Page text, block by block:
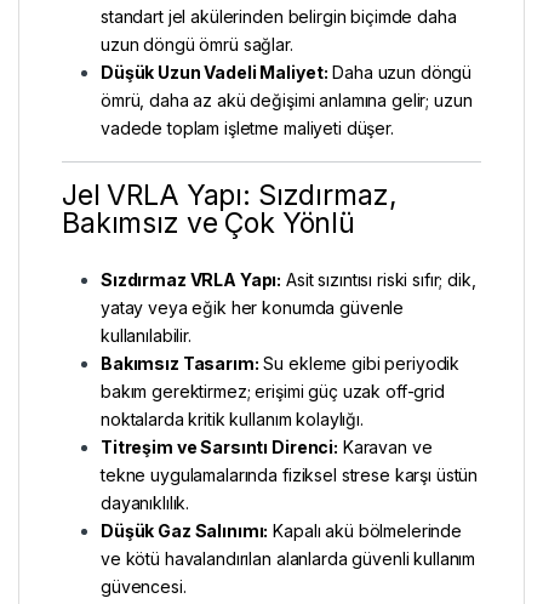
standart jel akülerinden belirgin biçimde daha
uzun döngü ömrü sağlar.
Düşük Uzun Vadeli Maliyet: Daha uzun döngü
ömrü, daha az akü değişimi anlamına gelir; uzun
vadede toplam işletme maliyeti düşer.
Jel VRLA Yapı: Sızdırmaz,
Bakımsız ve Çok Yönlü
Sızdırmaz VRLA Yapı: Asit sızıntısı riski sıfır; dik,
yatay veya eğik her konumda güvenle
kullanılabilir.
Bakımsız Tasarım: Su ekleme gibi periyodik
bakım gerektirmez; erişimi güç uzak off-grid
noktalarda kritik kullanım kolaylığı.
Titreşim ve Sarsıntı Direnci: Karavan ve
tekne uygulamalarında fiziksel strese karşı üstün
dayanıklılık.
Düşük Gaz Salınımı: Kapalı akü bölmelerinde
ve kötü havalandırılan alanlarda güvenli kullanım
güvencesi.